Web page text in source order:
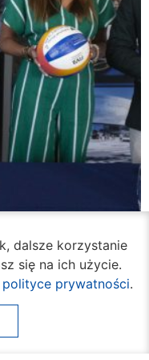
plażowej na
dalsze korzystanie
się na ich użycie.
polityce prywatności.